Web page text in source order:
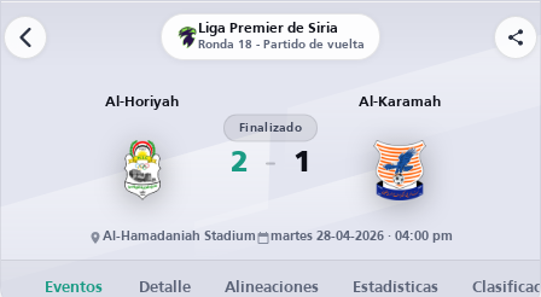
Liga Premier de Siria
Ronda 18 - Partido de vuelta
Al-Horiyah
2
Finalizado
1
Al-Karamah
Al-Hamadaniah Stadium martes 28-04-2026 · 04:00 pm
Eventos Detalle Alineaciones Estadísticas